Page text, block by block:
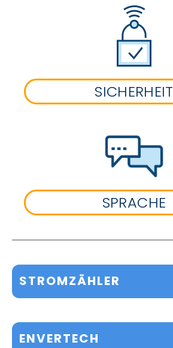
SICHERHEIT
SPRACHE
STROMZÄHLER
ENVERTECH